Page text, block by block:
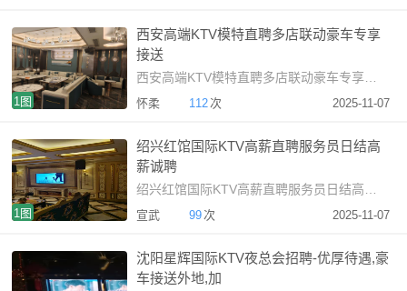
1图
西安高端KTV模特直聘多店联动豪车专享
接送
西安高端KTV模特直聘多店联动豪车专享接送西安高端娱
怀柔 112 次 2025-11-07
1图
绍兴红馆国际KTV高薪直聘服务员日结高
薪诚聘
宣武 99 次 2025-11-07
沈阳星辉国际KTV夜总会招聘-优厚待遇,豪
车接送外地,加